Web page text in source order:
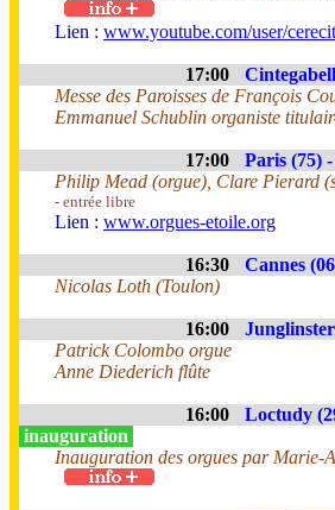
Lien : www.youtube.com/user/
17:00
Messe des Paroisses de François
Emmanuel Schublin organiste
17:00 Paris (75) -
Philip Mead (orgue), Clare Pierard
- entrée libre
Lien : www.orgues-etoile.org
16:30 Cannes
Nicolas Loth (Toulon)
16:00
Patrick Colombo orgue
Anne Diederich flûte
16:00 Loctudy
inauguration
Inauguration des orgues par